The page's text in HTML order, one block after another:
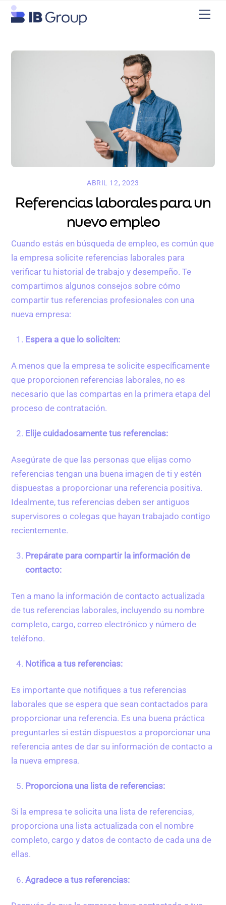
Skip
ABRIL 12, 2023
Referencias laborales para un
nuevo empleo
Cuando estás en búsqueda de empleo, es común que
la empresa solicite referencias laborales para
verificar tu historial de trabajo y desempeño. Te
compartimos algunos consejos sobre cómo
compartir tus referencias profesionales con una
nueva empresa:
Espera a que lo soliciten:
A menos que la empresa te solicite específicamente
que proporcionen referencias laborales, no es
necesario que las compartas en la primera etapa del
proceso de contratación.
Elije cuidadosamente tus referencias:
Asegúrate de que las personas que elijas como
referencias tengan una buena imagen de ti y estén
dispuestas a proporcionar una referencia positiva.
Idealmente, tus referencias deben ser antiguos
supervisores o colegas que hayan trabajado contigo
recientemente.
Prepárate para compartir la información de
contacto:
Ten a mano la información de contacto actualizada
de tus referencias laborales, incluyendo su nombre
completo, cargo, correo electrónico y número de
teléfono.
Notifica a tus referencias:
Es importante que notifiques a tus referencias
laborales que se espera que sean contactados para
proporcionar una referencia. Es una buena práctica
preguntarles si están dispuestos a proporcionar una
referencia antes de dar su información de contacto a
la nueva empresa.
Proporciona una lista de referencias:
Si la empresa te solicita una lista de referencias,
proporciona una lista actualizada con el nombre
completo, cargo y datos de contacto de cada una de
ellas.
Agradece a tus referencias: